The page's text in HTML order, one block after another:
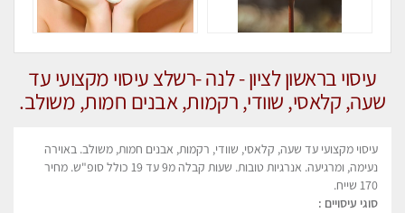
עיסוי בראשון לציון - לנה -רשלצ עיסוי מקצועי עד
שעה, קלאסי, שוודי, רקמות, אבנים חמות, משולב.
עיסוי מקצועי עד שעה, קלאסי, שוודי, רקמות, אבנים חמות, משולב. באוירה
נעימה, ומרגיעה. אנרגיות טובות. שעות קבלה מ9 עד 19 כולל סופ"ש. מחיר
170 שייח.
סוגי עיסויים :